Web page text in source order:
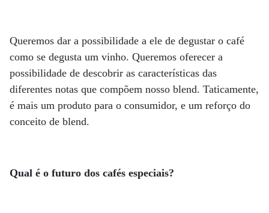
Queremos dar a possibilidade a ele de degustar o café
como se degusta um vinho. Queremos oferecer a
possibilidade de descobrir as características das
diferentes notas que compõem nosso blend. Taticamente,
é mais um produto para o consumidor, e um reforço do
conceito de blend.
Qual é o futuro dos cafés especiais?